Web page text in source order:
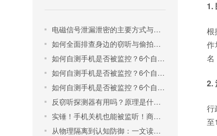
电磁信号泄漏泄密的主要方式与防范建议
如何全面排查身边的窃听与偷拍装置？
如何自测手机是否被监控？6个自测方法，3分钟查清楚
如何自测手机是否被监控？6个自测方法，3分钟查清楚
如何自测手机是否被监控？6个自测方法，3分钟查清楚
反窃听探测器有用吗？原理是什么？
实锤！手机关机也能被监听！商务/隐私人士必看的反监听硬核指南
从物理隔离到认知防御：一文读懂现代企业反窃密的底层逻辑
1.
根
作
名
2.
行
至